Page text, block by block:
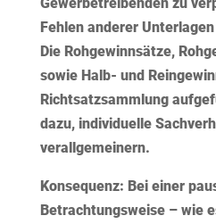
Fehlen anderer
Die Rohgewinnsätze,
sowie Halb- und
Richtsatzsammlung
dazu, individuelle
verallgemeinern.
Konsequenz: Bei einer
Betrachtungsweise – wie